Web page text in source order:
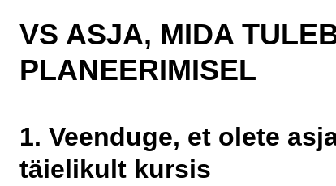
VS ASJA, MIDA
PLANEERIMISEL
1. Veenduge, et olete
täielikult kursis